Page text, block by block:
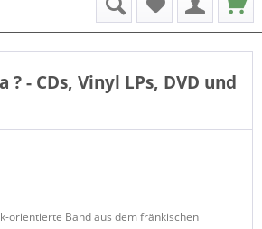
? - CDs, Vinyl LPs, DVD und
orientierte Band aus dem fränkischen